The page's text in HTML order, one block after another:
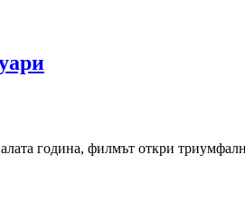
година, филмът откри